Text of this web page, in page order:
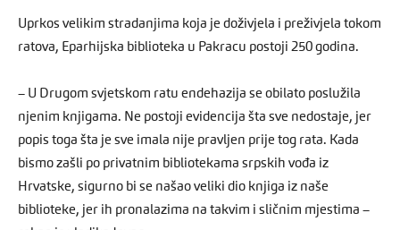
Uprkos velikim stradanjima koja je doživjela i preživjela tokom
ratova, Eparhijska biblioteka u Pakracu postoji 250 godina.
– U Drugom svjetskom ratu endehazija se obilato poslužila
njenim knjigama. Ne postoji evidencija šta sve nedostaje, jer
popis toga šta je sve imala nije pravljen prije tog rata. Kada
bismo zašli po privatnim bibliotekama srpskih vođa iz
Hrvatske, sigurno bi se našao veliki dio knjiga iz naše
biblioteke, jer ih pronalazima na takvim i sličnim mjestima –